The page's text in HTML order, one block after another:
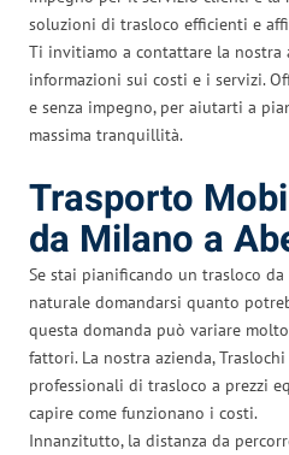
soluzioni di trasloco efficienti e
Ti invitiamo a contattare la nostra
informazioni sui costi e i servizi.
e senza impegno, per aiutarti a
massima tranquillità.
Trasporto
da Milano a
Se stai pianificando un trasloco
naturale domandarsi quanto
questa domanda può variare
fattori. La nostra azienda,
professionali di trasloco a prezzi
capire come funzionano i costi.
Innanzitutto, la distanza da